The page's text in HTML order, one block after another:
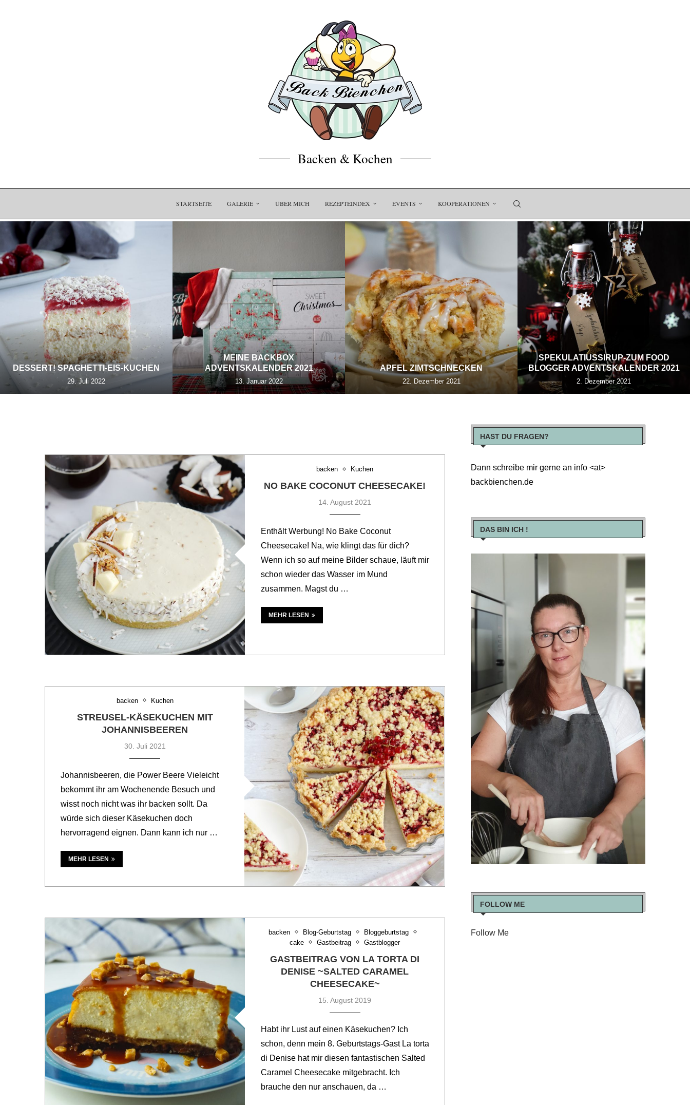
Backen & Kochen
STARTSEITE GALERIE ÜBER MICH REZEPTEINDEX EVENTS KOOPERATIONEN
DESSERT! SPAGHETTI-EIS-KUCHEN
29. Juli 2022
MEINE BACKBOX
ADVENTSKALENDER 2021
13. Januar 2022
APFEL ZIMTSCHNECKEN
22. Dezember 2021
SPEKULATIUSSIRUP-ZUM FOOD
BLOGGER ADVENTSKALENDER 2021
2. Dezember 2021
backen Kuchen
NO BAKE COCONUT CHEESECAKE!
14. August 2021
Enthält Werbung! No Bake Coconut
Cheesecake! Na, wie klingt das für dich?
Wenn ich so auf meine Bilder schaue, läuft mir
schon wieder das Wasser im Mund
zusammen. Magst du …
MEHR LESEN
backen Kuchen
STREUSEL-KÄSEKUCHEN MIT
JOHANNISBEEREN
30. Juli 2021
Johannisbeeren, die Power Beere Vieleicht
bekommt ihr am Wochenende Besuch und
wisst noch nicht was ihr backen sollt. Da
würde sich dieser Käsekuchen doch
hervorragend eignen. Dann kann ich nur …
MEHR LESEN
backen Blog-Geburtstag
Bloggeburtstag
cake
Gastbeitrag Gastblogger
GASTBEITRAG VON LA TORTA DI
DENISE ~SALTED CARAMEL
CHEESECAKE~
15. August 2019
Habt ihr Lust auf einen Käsekuchen? Ich
schon, denn mein 8. Geburtstags-Gast La torta
di Denise hat mir diesen fantastischen Salted
Caramel Cheesecake mitgebracht. Ich
brauche den nur anschauen, da …
HAST DU FRAGEN?
Dann schreibe mir gerne an info <at>
backbienchen.de
DAS BIN ICH !
FOLLOW ME
Follow Me